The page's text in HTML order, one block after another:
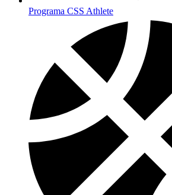
Programa CSS Athlete